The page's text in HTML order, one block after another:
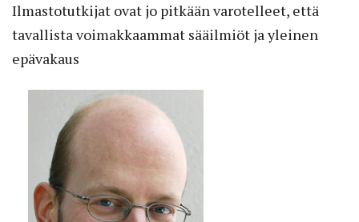
Ilmastotutkijat ovat jo pitkään varotelleet, että
tavallista voimakkaammat sääilmiöt ja yleinen
epävakaus